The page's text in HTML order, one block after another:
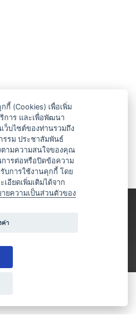
กี้ (Cookies) เพื่อเพิ่ม
การ และเพื่อพัฒนา
ว็บไซต์ของท่านรวมถึง
รรม ประชาสัมพันธ์
ามความสนใจของคุณ
ารต่อหรือปิดข้อความ
บการใช้งานคุกกี้ โดย
อียดเพิ่มเติมได้จาก
ยความเป็นส่วนตัวของ
ค่า